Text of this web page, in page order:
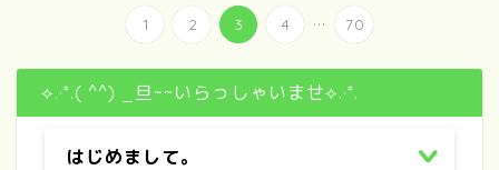
1 2 3 4 ... 70
⟡.·*.( ^^) _旦~~いらっしゃいませ⟡.·*.
はじめまして。